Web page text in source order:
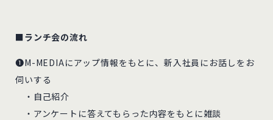
■ランチ会の流れ
❶M-MEDIAにアップ情報をもとに、新入社員にお話しをお
伺いする
・自己紹介
・アンケートに答えてもらった内容をもとに雑談